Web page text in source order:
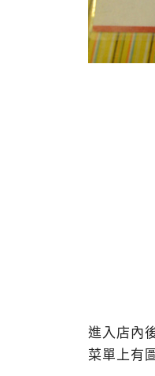
進入店內
菜單上有